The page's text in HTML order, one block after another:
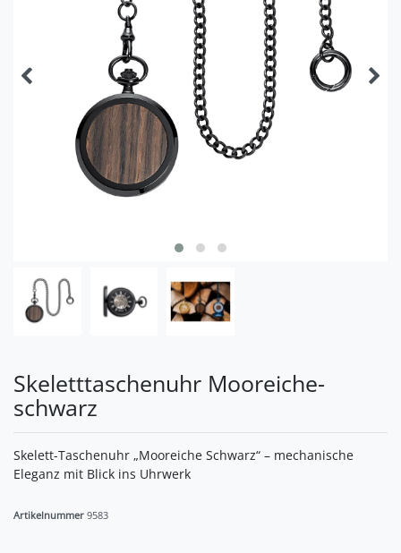
Skeletttaschenuhr Mooreiche-
schwarz
Skelett-Taschenuhr „Mooreiche Schwarz“ – mechanische
Eleganz mit Blick ins Uhrwerk
Artikelnummer 9583